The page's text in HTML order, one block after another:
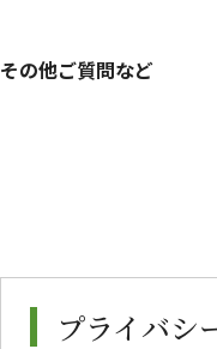
その他ご質問など
プライバシ